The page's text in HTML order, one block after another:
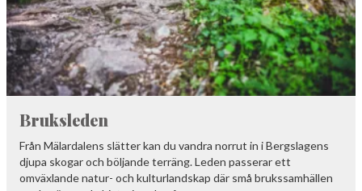
Bruksleden
Från Mälardalens slätter kan du vandra norrut in i Bergslagens
djupa skogar och böljande terräng. Leden passerar ett
omväxlande natur- och kulturlandskap där små brukssamhällen